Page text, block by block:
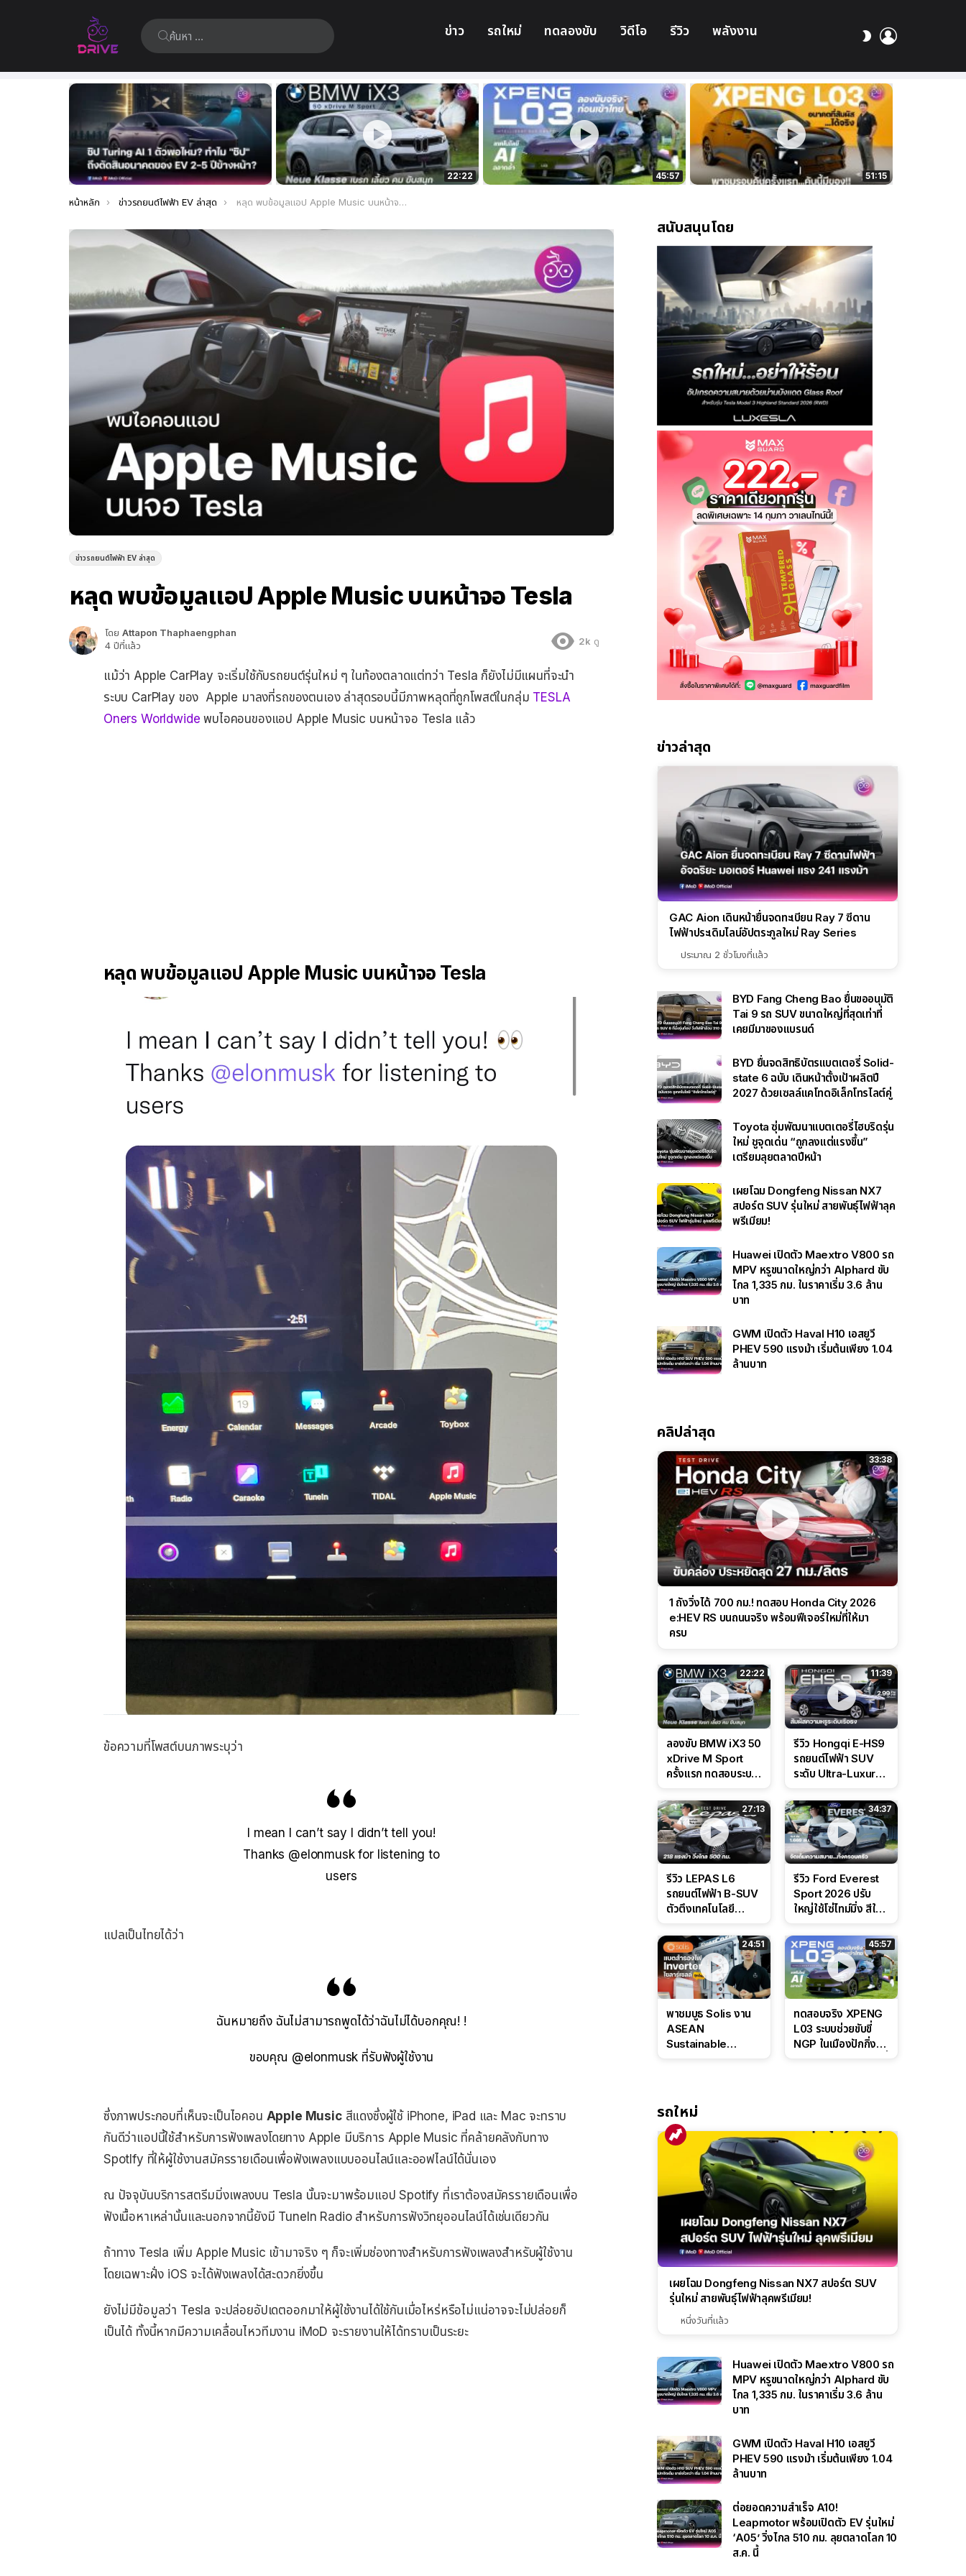
ค้นหา: ข่าว รถใหม่ ทดลองขับ วิดีโอ รีวิว พลังงาน
สลับ
เรื่อง
ล่าสุด
22:22 45:57 51:15
คุณอยู่ที่นี่:
หน้าหลัก ข่าวรถยนต์ไฟฟ้า EV ล่าสุด หลุด พบข้อมูลแอป Apple Music บนหน้าจอ Tesla
ข่าวรถยนต์ไฟฟ้า EV ล่าสุด
หลุด พบข้อมูลแอป Apple Music บนหน้าจอ Tesla
โดย Attapon Thaphaengphan
4 ปีที่แล้ว
2k ดู
แม้ว่า Apple CarPlay จะเริ่มใช้กับรถยนต์รุ่นใหม่ ๆ ในท้องตลาดแต่ทว่า Tesla ก็ยังไม่มีแผนที่จะนำ
ระบบ CarPlay ของ Apple มาลงที่รถของตนเอง ล่าสุดรอบนี้มีภาพหลุดที่ถูกโพสต์ในกลุ่ม TESLA
Oners Worldwide พบไอคอนของแอป Apple Music บนหน้าจอ Tesla แล้ว
หลุด พบข้อมูลแอป Apple Music บนหน้าจอ Tesla
ข้อความที่โพสต์บนภาพระบุว่า
I mean I can’t say I didn’t tell you!
Thanks @elonmusk for listening to
users
แปลเป็นไทยได้ว่า
ฉันหมายถึง ฉันไม่สามารถพูดได้ว่าฉันไม่ได้บอกคุณ! !
ขอบคุณ @elonmusk ที่รับฟังผู้ใช้งาน
ซึ่งภาพประกอบที่เห็นจะเป็นไอคอน Apple Musicสีแดงซึ่งผู้ใช้ iPhone, iPad และ Mac จะทราบ
กันดีว่าแอปนี้ใช้สำหรับการฟังเพลงโดยทาง Apple มีบริการ Apple Music ที่คล้ายคลังกับทาง
Spotlfy ที่ให้ผู้ใช้งานสมัครรายเดือนเพื่อฟังเพลงแบบออนไลน์และออฟไลน์ได้นั่นเอง
ณ ปัจจุบันบริการสตรีมมิ่งเพลงบน Tesla นั้นจะมาพร้อมแอป Spotify ที่เราต้องสมัครรายเดือนเพื่อ
ฟังเนื้อหาเหล่านั้นและนอกจากนี้ยังมี TuneIn Radio สำหรับการฟังวิทยุออนไลน์ได้เช่นเดียวกัน
ถ้าทาง Tesla เพิ่ม Apple Music เข้ามาจริง ๆ ก็จะเพิ่มช่องทางสำหรับการฟังเพลงสำหรับผู้ใช้งาน
โดยเฉพาะฝั่ง iOS จะได้ฟังเพลงได้สะดวกยิ่งขึ้น
ยังไม่มีข้อมูลว่า Tesla จะปล่อยอัปเดตออกมาให้ผู้ใช้งานได้ใช้กันเมื่อไหร่หรือไม่แน่อาจจะไม่ปล่อยก็
เป็นได้ ทั้งนี้หากมีความเคลื่อนไหวทีมงาน iMoD จะรายงานให้ได้ทราบเป็นระยะ
สนับสนุนโดย
ข่าวล่าสุด
GAC Aion เดินหน้ายื่นจดทะเบียน Ray 7 ซีดาน
ไฟฟ้าประเดิมไลน์อัปตระกูลใหม่ Ray Series
ประมาณ 2 ชั่วโมงที่แล้ว
BYD Fang Cheng Bao ยื่นขออนุมัติ
Tai 9 รถ SUV ขนาดใหญ่ที่สุดเท่าที่
เคยมีมาของแบรนด์
BYD ยื่นจดสิทธิบัตรแบตเตอรี่ Solid-
state 6 ฉบับ เดินหน้าตั้งเป้าผลิตปี
2027 ด้วยเซลล์แคโทดอิเล็กโทรไลต์คู่
Toyota ซุ่มพัฒนาแบตเตอรี่ไฮบริดรุ่น
ใหม่ ชูจุดเด่น “ถูกลงแต่แรงขึ้น”
เตรียมลุยตลาดปีหน้า
เผยโฉม Dongfeng Nissan NX7
สปอร์ต SUV รุ่นใหม่ สายพันธุ์ไฟฟ้าลุค
พรีเมียม!
Huawei เปิดตัว Maextro V800 รถ
MPV หรูขนาดใหญ่กว่า Alphard ขับ
ไกล 1,335 กม. ในราคาเริ่ม 3.6 ล้าน
บาท
GWM เปิดตัว Haval H10 เอสยูวี
PHEV 590 แรงม้า เริ่มต้นเพียง 1.04
ล้านบาท
คลิปล่าสุด
33:38
1 ถังวิ่งได้ 700 กม.! ทดสอบ Honda City 2026
e:HEV RS บนถนนจริง พร้อมฟีเจอร์ใหม่ที่ให้มา
ครบ
22:22
ลองขับ BMW iX3 50
xDrive M Sport
ครั้งแรก ทดสอบระบบ
Performance แบบ
จัดเต็มในสนาม
11:39
รีวิว Hongqi E-HS9
รถยนต์ไฟฟ้า SUV
ระดับ Ultra-Luxury
CDC นุ่มหนึบเหนือ
ระดับ
27:13
รีวิว LEPAS L6
รถยนต์ไฟฟ้า B-SUV
ตัวตึงเทคโนโลยี
ล่างหนึบ ลุ้นราคา 7
แสนต้น
34:37
รีวิว Ford Everest
Sport 2026 ปรับ
ใหญ่ใช้โซ่ไทม์มิ่ง สีใหม่
ดุดันสไตล์ครอบครัว
สายลุย
24:51
พาชมบูธ Solis งาน
ASEAN
Sustainable
IntelliHouse และ
EverCORE โซลูชัน
ESS ครบวงจร
45:57
ทดสอบจริง XPENG
L03 ระบบช่วยขับขี่
NGP ในเมืองปักกิ่ง
รถใหม่
เผยโฉม Dongfeng Nissan NX7 สปอร์ต SUV
รุ่นใหม่ สายพันธุ์ไฟฟ้าลุคพรีเมียม!
หนึ่งวันที่แล้ว
Huawei เปิดตัว Maextro V800 รถ
MPV หรูขนาดใหญ่กว่า Alphard ขับ
ไกล 1,335 กม. ในราคาเริ่ม 3.6 ล้าน
บาท
GWM เปิดตัว Haval H10 เอสยูวี
PHEV 590 แรงม้า เริ่มต้นเพียง 1.04
ล้านบาท
ต่อยอดความสำเร็จ A10!
Leapmotor พร้อมเปิดตัว EV รุ่นใหม่
‘A05’ วิ่งไกล 510 กม. ลุยตลาดโลก 10
ส.ค. นี้